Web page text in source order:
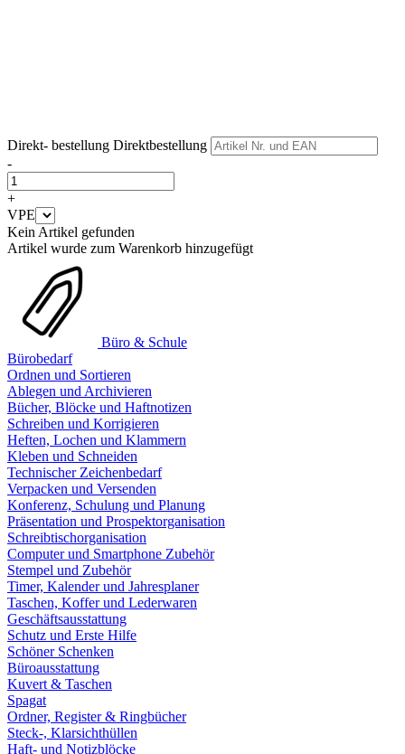
Direkt- bestellung Direktbestellung
-
+
VPE
Kein Artikel gefunden
Artikel wurde zum Warenkorb hinzugefügt
Büro & Schule
Bürobedarf
Ordnen und Sortieren
Ablegen und Archivieren
Bücher, Blöcke und Haftnotizen
Schreiben und Korrigieren
Heften, Lochen und Klammern
Kleben und Schneiden
Technischer Zeichenbedarf
Verpacken und Versenden
Konferenz, Schulung und Planung
Präsentation und Prospektorganisation
Schreibtischorganisation
Computer und Smartphone Zubehör
Stempel und Zubehör
Timer, Kalender und Jahresplaner
Taschen, Koffer und Lederwaren
Geschäftsausstattung
Schutz und Erste Hilfe
Schöner Schenken
Büroausstattung
Kuvert & Taschen
Spagat
Ordner, Register & Ringbücher
Steck-, Klarsichthüllen
Haft- und Notizblöcke